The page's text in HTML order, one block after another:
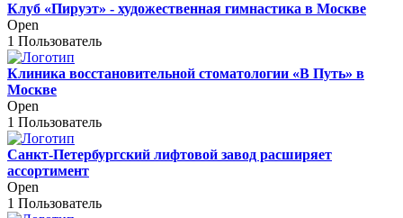
Клуб «Пируэт» - художественная гимнастика в Москве
Open
1 Пользователь
Клиника восстановительной стоматологии «В Путь» в
Москве
Open
1 Пользователь
Санкт-Петербургский лифтовой завод расширяет
ассортимент
Open
1 Пользователь